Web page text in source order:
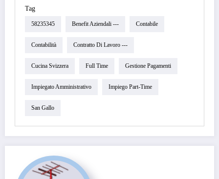
Tag
58235345 Benefit Aziendali --- Contabile
Contabilità Contratto Di Lavoro ---
Cucina Svizzera Full Time Gestione Pagamenti
Impiegato Amministrativo Impiego Part-Time
San Gallo